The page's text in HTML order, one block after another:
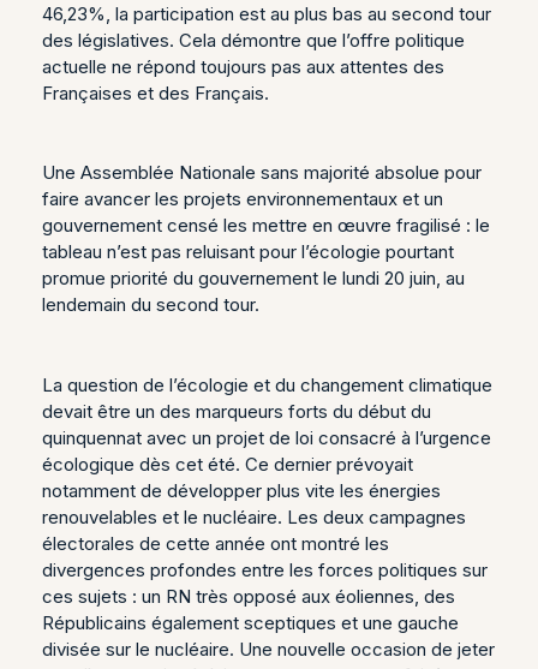
46,23%, la participation est au plus bas au second tour
des législatives. Cela démontre que l’offre politique
actuelle ne répond toujours pas aux attentes des
Françaises et des Français.
Une Assemblée Nationale sans majorité absolue pour
faire avancer les projets environnementaux et un
gouvernement censé les mettre en œuvre fragilisé : le
tableau n’est pas reluisant pour l’écologie pourtant
promue priorité du gouvernement le lundi 20 juin, au
lendemain du second tour.
La question de l’écologie et du changement climatique
devait être un des marqueurs forts du début du
quinquennat avec un projet de loi consacré à l’urgence
écologique dès cet été. Ce dernier prévoyait
notamment de développer plus vite les énergies
renouvelables et le nucléaire. Les deux campagnes
électorales de cette année ont montré les
divergences profondes entre les forces politiques sur
ces sujets : un RN très opposé aux éoliennes, des
Républicains également sceptiques et une gauche
divisée sur le nucléaire. Une nouvelle occasion de jeter